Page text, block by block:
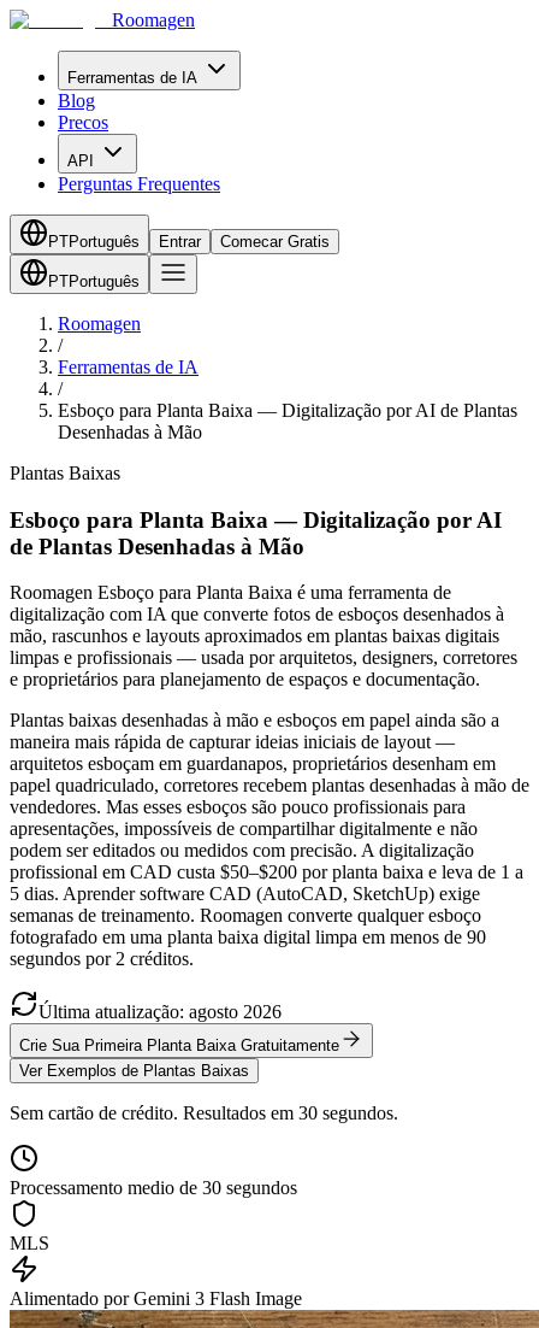
Roomagen
Ferramentas de IA
Blog
Precos
API
Perguntas Frequentes
PTPortuguês Entrar Comecar Gratis
PTPortuguês
Roomagen
/
Ferramentas de IA
/
Esboço para Planta Baixa — Digitalização por AI de Plantas
Desenhadas à Mão
Plantas Baixas
Esboço para Planta Baixa — Digitalização por AI
de Plantas Desenhadas à Mão
Roomagen Esboço para Planta Baixa é uma ferramenta de
digitalização com IA que converte fotos de esboços desenhados à
mão, rascunhos e layouts aproximados em plantas baixas digitais
limpas e profissionais — usada por arquitetos, designers, corretores
e proprietários para planejamento de espaços e documentação.
Plantas baixas desenhadas à mão e esboços em papel ainda são a
maneira mais rápida de capturar ideias iniciais de layout —
arquitetos esboçam em guardanapos, proprietários desenham em
papel quadriculado, corretores recebem plantas desenhadas à mão de
vendedores. Mas esses esboços são pouco profissionais para
apresentações, impossíveis de compartilhar digitalmente e não
podem ser editados ou medidos com precisão. A digitalização
profissional em CAD custa $50–$200 por planta baixa e leva de 1 a
5 dias. Aprender software CAD (AutoCAD, SketchUp) exige
semanas de treinamento. Roomagen converte qualquer esboço
fotografado em uma planta baixa digital limpa em menos de 90
segundos por 2 créditos.
Última atualização: agosto 2026
Crie Sua Primeira Planta Baixa Gratuitamente
Ver Exemplos de Plantas Baixas
Sem cartão de crédito. Resultados em 30 segundos.
Processamento medio de 30 segundos
MLS
Alimentado por Gemini 3 Flash Image